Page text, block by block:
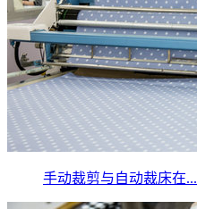
手动裁剪与自动裁床在...